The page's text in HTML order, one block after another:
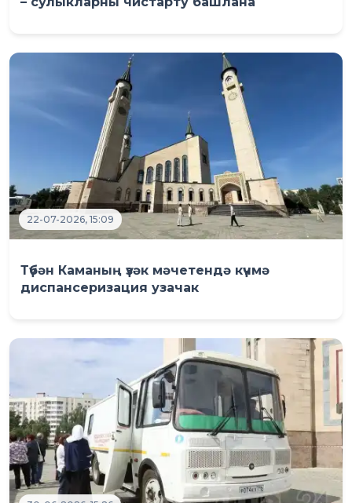
22-07-2026, 15:09
Түбән Каманың үзәк мәчетендә күчмә
диспансеризация узачак